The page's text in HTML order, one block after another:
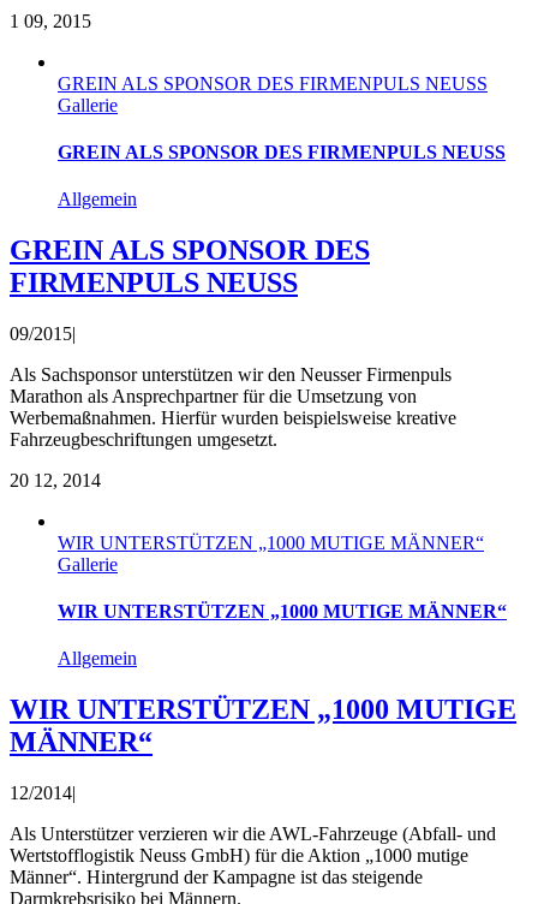
1 09, 2015
GREIN ALS SPONSOR DES FIRMENPULS NEUSS
Gallerie
GREIN ALS SPONSOR DES FIRMENPULS NEUSS
Allgemein
GREIN ALS SPONSOR DES
FIRMENPULS NEUSS
09/2015|
Als Sachsponsor unterstützen wir den Neusser Firmenpuls
Marathon als Ansprechpartner für die Umsetzung von
Werbemaßnahmen. Hierfür wurden beispielsweise kreative
Fahrzeugbeschriftungen umgesetzt.
20 12, 2014
WIR UNTERSTÜTZEN „1000 MUTIGE MÄNNER“
Gallerie
WIR UNTERSTÜTZEN „1000 MUTIGE MÄNNER“
Allgemein
WIR UNTERSTÜTZEN „1000 MUTIGE
MÄNNER“
12/2014|
Als Unterstützer verzieren wir die AWL-Fahrzeuge (Abfall- und
Wertstofflogistik Neuss GmbH) für die Aktion „1000 mutige
Männer“. Hintergrund der Kampagne ist das steigende
Darmkrebsrisiko bei Männern.